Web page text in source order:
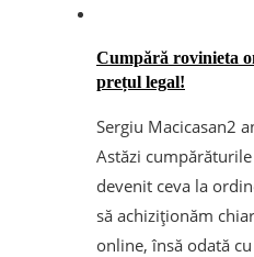
Cumpără rovinieta
prețul legal!
Sergiu Macicasan2
Astăzi
devenit ceva la
să achiziționăm
online, însă odată